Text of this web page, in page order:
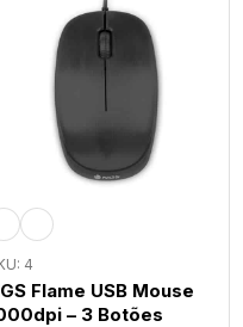
4
Flame USB Mouse
– 3 Botões